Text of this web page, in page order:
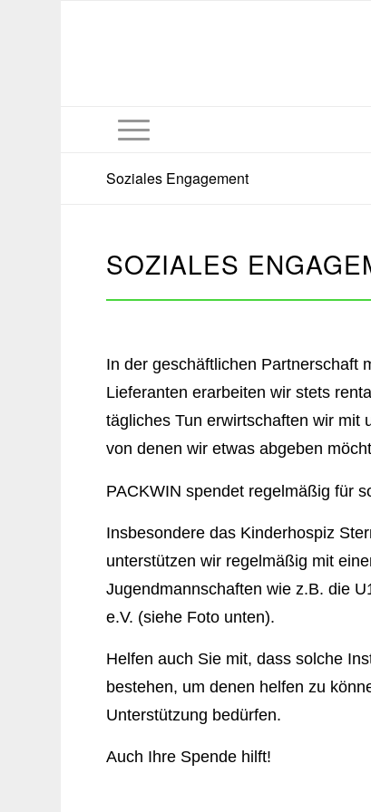
Soziales Engagement
SOZIALES
In der geschäftlichen Partnerschaft
Lieferanten erarbeiten wir stets
tägliches Tun erwirtschaften wir mit
von denen wir etwas abgeben
PACKWIN spendet regelmäßig für
Insbesondere das Kinderhospiz
unterstützen wir regelmäßig mit
Jugendmannschaftenwie z.B. die
e.V. (siehe Foto unten).
Helfen auch Sie mit, dass solche
bestehen, um denen helfen zu
Unterstützung bedürfen.
Auch Ihre Spende hilft!